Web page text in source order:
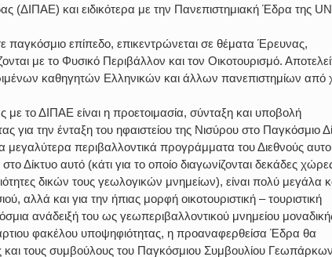
(ΔΙΠΑΕ) και ειδικότερα με την Πανεπιστημιακή Έδρα της
παγκόσμιο επίπεδο, επικεντρώνεται σε θέματα Έρευνας,
με το Φυσικό Περιβάλλον και τον Οικοτουρισμό.
καθηγητών Ελληνικών και άλλων πανεπιστημίων από
το ΔΙΠΑΕ είναι η προετοιμασία, σύνταξη και υποβολή
την ένταξη του ηφαιστείου της Νισύρου στο Παγκόσμιο
περιβαλλοντικά προγράμματα του Διεθνούς
Δίκτυο αυτό (κάτι για το οποίο διαγωνίζονται δεκάδες
δικών τους γεωλογικών μνημείων), είναι πολύ μεγάλα
αλλά και για την ήπιας μορφή οικοτουριστική – τουριστική
ανάδειξή του ως γεωπεριβαλλοντικού μνημείου
φακέλου υποψηφιότητας, η προαναφερθείσα Έδρα θα
και τους συμβούλους του Παγκόσμιου Συμβουλίου